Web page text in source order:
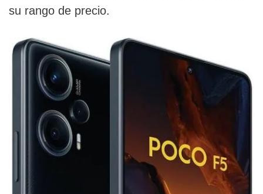
su rango de precio.